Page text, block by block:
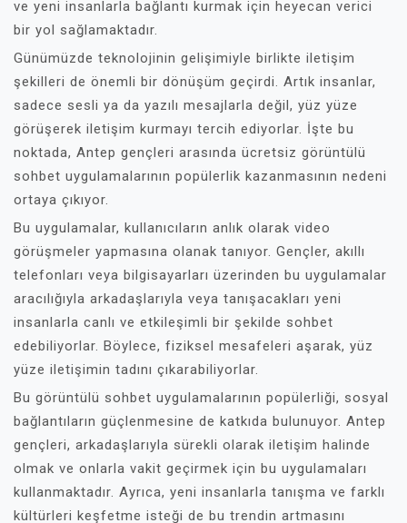
ve yeni insanlarla bağlantı kurmak için heyecan verici
bir yol sağlamaktadır.
Günümüzde teknolojinin gelişimiyle birlikte iletişim
şekilleri de önemli bir dönüşüm geçirdi. Artık insanlar,
sadece sesli ya da yazılı mesajlarla değil, yüz yüze
görüşerek iletişim kurmayı tercih ediyorlar. İşte bu
noktada, Antep gençleri arasında ücretsiz görüntülü
sohbet uygulamalarının popülerlik kazanmasının nedeni
ortaya çıkıyor.
Bu uygulamalar, kullanıcıların anlık olarak video
görüşmeler yapmasına olanak tanıyor. Gençler, akıllı
telefonları veya bilgisayarları üzerinden bu uygulamalar
aracılığıyla arkadaşlarıyla veya tanışacakları yeni
insanlarla canlı ve etkileşimli bir şekilde sohbet
edebiliyorlar. Böylece, fiziksel mesafeleri aşarak, yüz
yüze iletişimin tadını çıkarabiliyorlar.
Bu görüntülü sohbet uygulamalarının popülerliği, sosyal
bağlantıların güçlenmesine de katkıda bulunuyor. Antep
gençleri, arkadaşlarıyla sürekli olarak iletişim halinde
olmak ve onlarla vakit geçirmek için bu uygulamaları
kullanmaktadır. Ayrıca, yeni insanlarla tanışma ve farklı
kültürleri keşfetme isteği de bu trendin artmasını